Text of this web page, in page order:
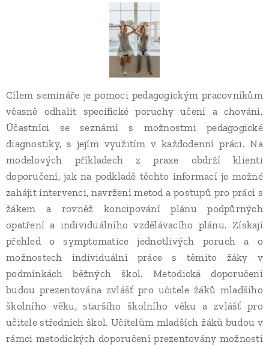
Cílem semináře je pomoci pedagogickým pracovníkům
včasně odhalit specifické poruchy učení a chování.
Účastníci se seznámí s možnostmi pedagogické
diagnostiky, s jejím využitím v každodenní práci. Na
modelových příkladech z praxe obdrží klienti
doporučení, jak na podkladě těchto informací je možné
zahájit intervenci, navržení metod a postupů pro práci s
žákem a rovněž koncipování plánu podpůrných
opatření a individuálního vzdělávacího plánu. Získají
přehled o symptomatice jednotlivých poruch a o
možnostech individuální práce s těmito žáky v
podmínkách běžných škol. Metodická doporučení
budou prezentována zvlášť pro učitele žáků mladšího
školního věku, staršího školního věku a zvlášť pro
učitele středních škol. Učitelům mladších žáků budou v
rámci metodických doporučení prezentovány možnosti